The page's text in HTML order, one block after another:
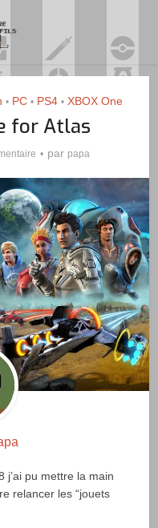
• PC • PS4 • XBOX One
for Atlas
par papa
j’ai pu mettre la main
relancer les “jouets